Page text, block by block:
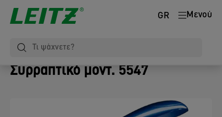
Μενού
GR
Συρραπτικό µοντ. 5547